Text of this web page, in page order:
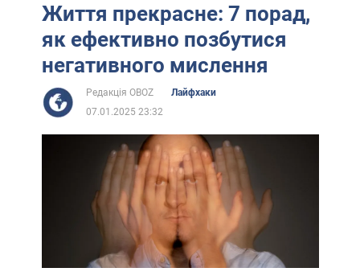
Життя прекрасне: 7 порад,
як ефективно позбутися
негативного мислення
Редакція OBOZ
Лайфхаки
07.01.2025 23:32